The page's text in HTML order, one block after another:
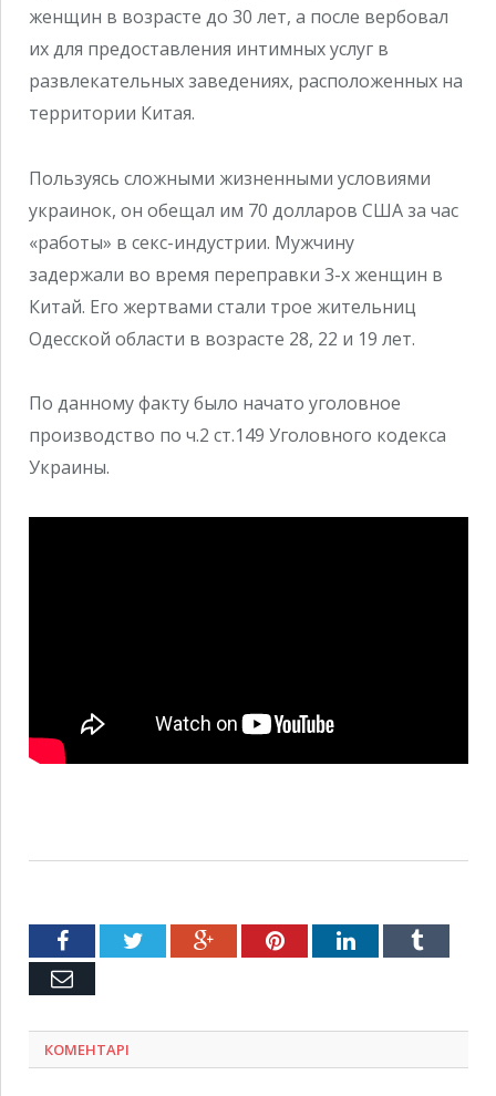
женщин в возрасте до 30 лет, а после вербовал
их для предоставления интимных услуг в
развлекательных заведениях, расположенных на
территории Китая.
Пользуясь сложными жизненными условиями
украинок, он обещал им 70 долларов США за час
«работы» в секс-индустрии. Мужчину
задержали во время переправки 3-х женщин в
Китай. Его жертвами стали трое жительниц
Одесской области в возрасте 28, 22 и 19 лет.
По данному факту было начато уголовное
производство по ч.2 ст.149 Уголовного кодекса
Украины.
FacebookTwitter Google+PinterestLinkedInTumblr
Емейл
КОМЕНТАРІ